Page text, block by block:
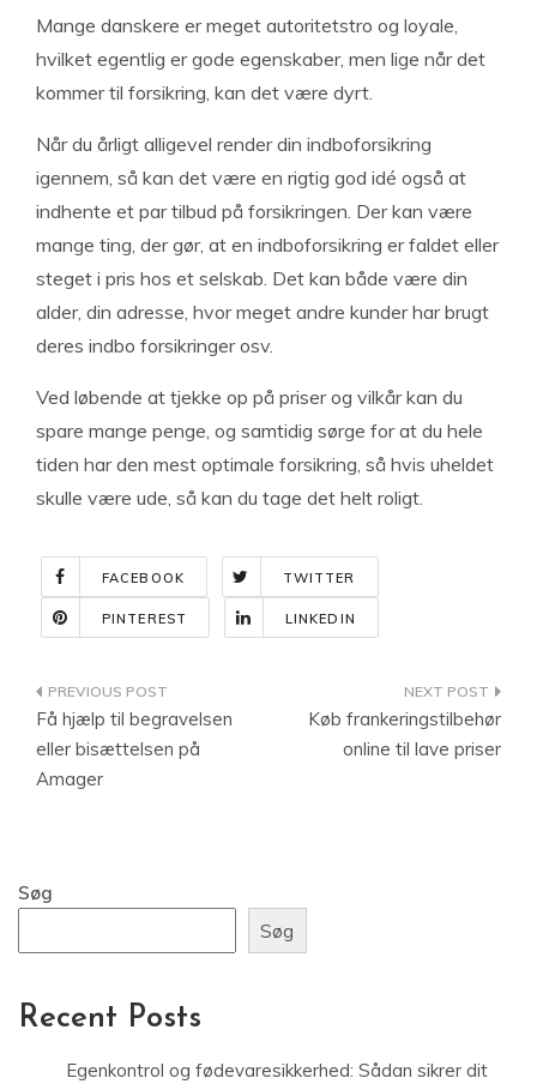
Mange danskere er meget autoritetstro og loyale,
hvilket egentlig er gode egenskaber, men lige når det
kommer til forsikring, kan det være dyrt.
Når du årligt alligevel render din indboforsikring
igennem, så kan det være en rigtig god idé også at
indhente et par tilbud på forsikringen. Der kan være
mange ting, der gør, at en indboforsikring er faldet eller
steget i pris hos et selskab. Det kan både være din
alder, din adresse, hvor meget andre kunder har brugt
deres indbo forsikringer osv.
Ved løbende at tjekke op på priser og vilkår kan du
spare mange penge, og samtidig sørge for at du hele
tiden har den mest optimale forsikring, så hvis uheldet
skulle være ude, så kan du tage det helt roligt.
FACEBOOK TWITTER
PINTEREST LINKEDIN
Indlægsnavigation
Få hjælp til begravelsen
eller bisættelsen på
Amager
Køb frankeringstilbehør
online til lave priser
Søg
Søg
Recent Posts
Egenkontrol og fødevaresikkerhed: Sådan sikrer dit